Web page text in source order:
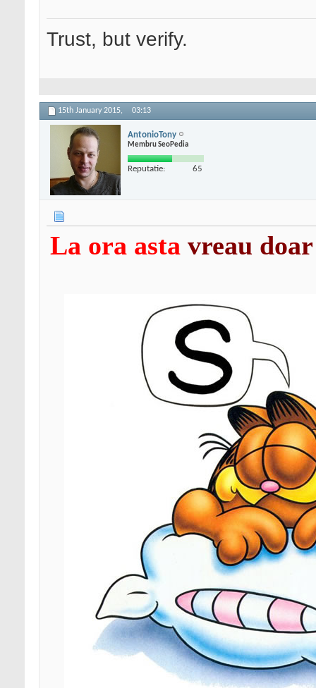
Trust, but verify.
15th January 2015, 03:13
AntonioTony
Membru SeoPedia
Reputatie: 65
La ora asta vreau